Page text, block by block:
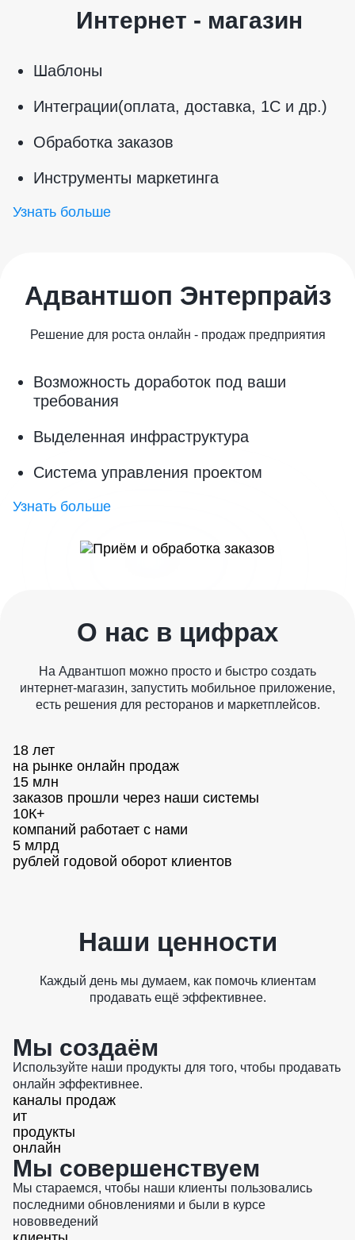
Интернет - магазин
Шаблоны
Интеграции(оплата, доставка, 1С и др.)
Обработка заказов
Инструменты маркетинга
Узнать больше
Адвантшоп Энтерпрайз
Решение для роста онлайн - продаж предприятия
Возможность доработок под ваши
требования
Выделенная инфраструктура
Система управления проектом
Узнать больше
О нас в цифрах
На Адвантшоп можно просто и быстро создать
интернет-магазин, запустить мобильное приложение,
есть решения для ресторанов и маркетплейсов.
18 лет
на рынке онлайн продаж
15 млн
заказов прошли через наши системы
10К+
компаний работает с нами
5 млрд
рублей годовой оборот клиентов
Наши ценности
Каждый день мы думаем, как помочь клиентам
продавать ещё эффективнее.
Мы создаём
Используйте наши продукты для того, чтобы продавать
онлайн эффективнее.
каналы продаж
ит
продукты
онлайн
Мы совершенствуем
Мы стараемся, чтобы наши клиенты пользовались
последними обновлениями и были в курсе
нововведений